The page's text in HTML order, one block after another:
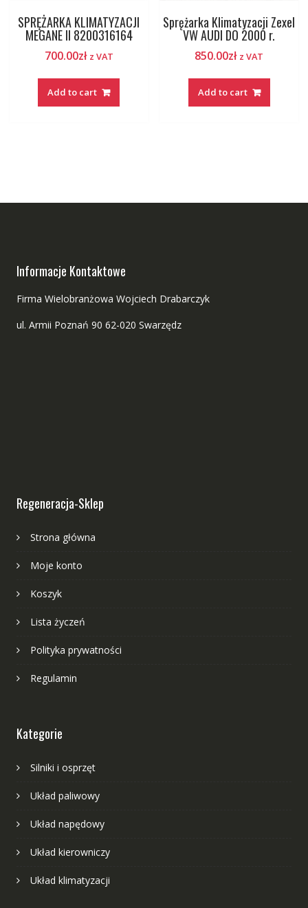
SPRĘŻARKA KLIMATYZACJI
MEGANE II 8200316164
700.00zł z VAT
Add to cart
Sprężarka Klimatyzacji Zexel
VW AUDI DO 2000 r.
850.00zł z VAT
Add to cart
Informacje Kontaktowe
Firma Wielobranżowa Wojciech Drabarczyk
ul. Armii Poznań 90 62-020 Swarzędz
Regeneracja-Sklep
Strona główna
Moje konto
Koszyk
Lista życzeń
Polityka prywatności
Regulamin
Kategorie
Silniki i osprzęt
Układ paliwowy
Układ napędowy
Układ kierowniczy
Układ klimatyzacji